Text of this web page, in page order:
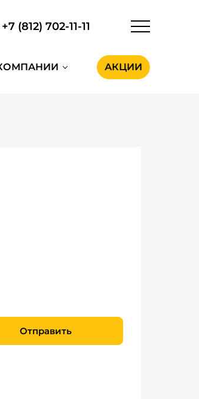
+7 (812) 702-11-11
АКЦИИ
Отправить